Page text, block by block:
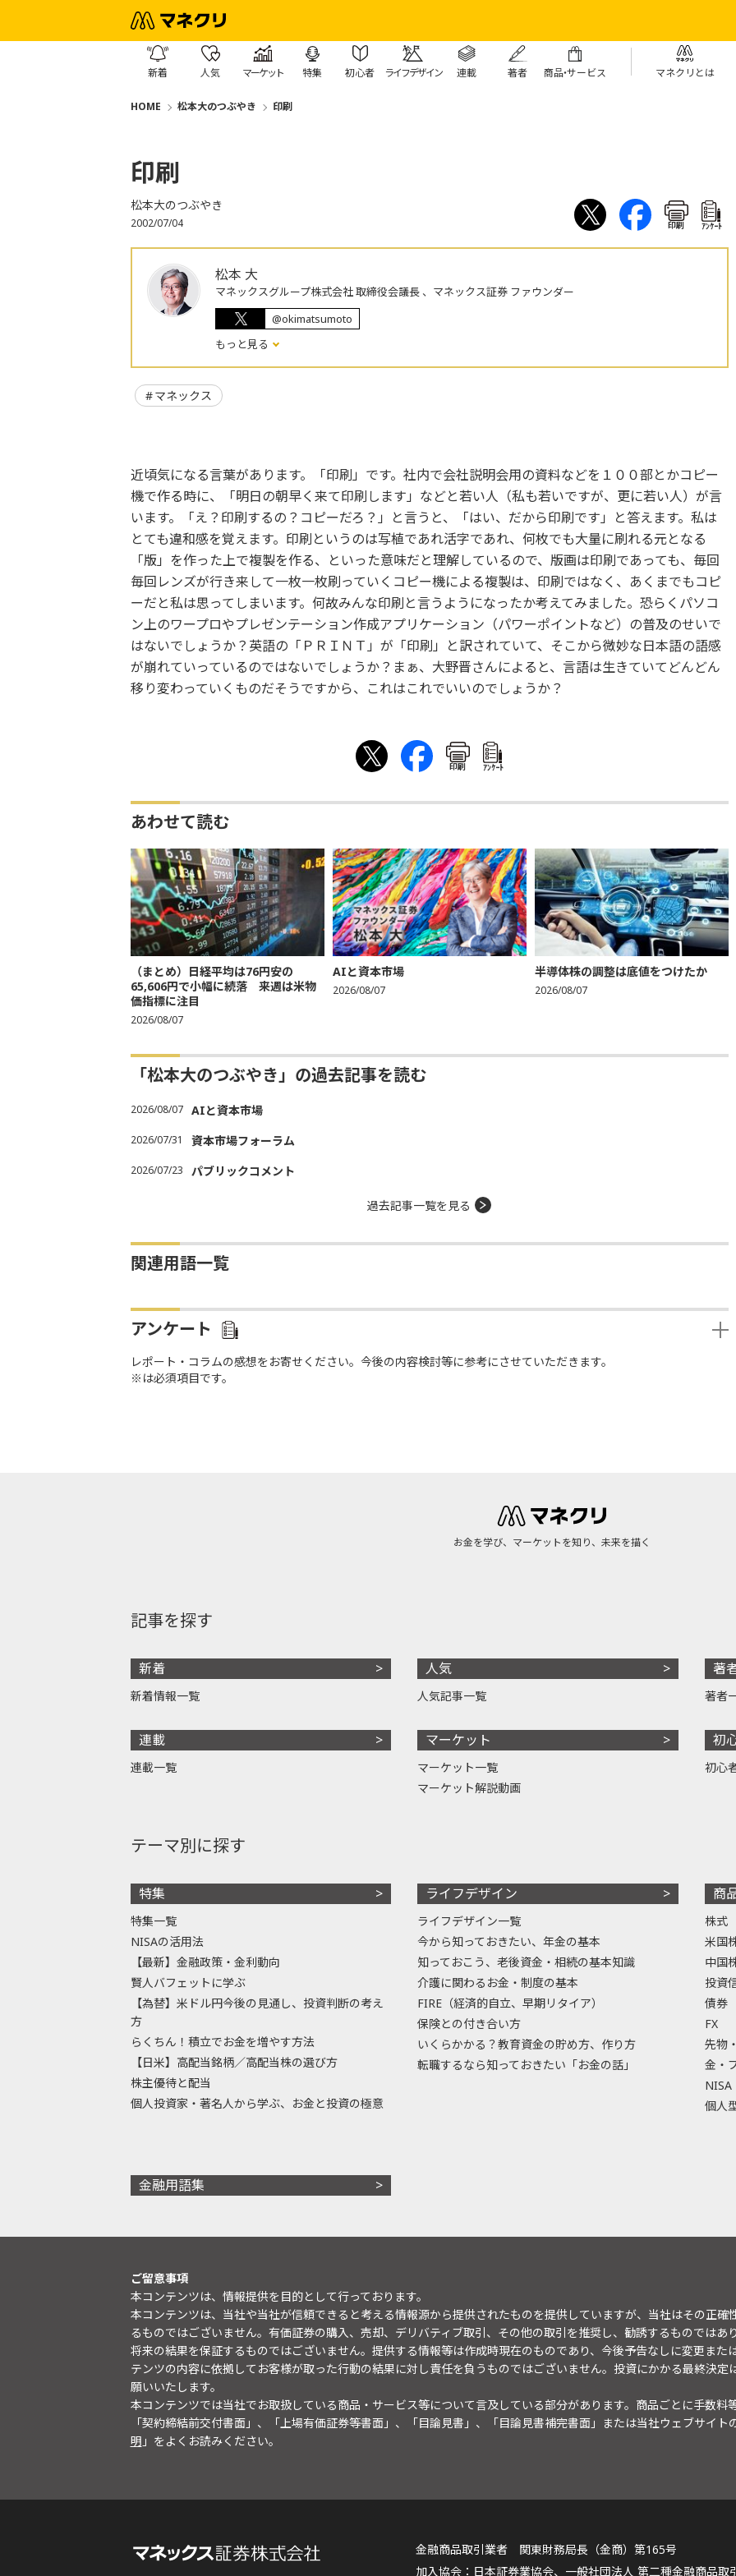
新着 人気 マーケット 特集 初心者 ライフデザイン 連載 著者 商品・サービス マネクリとは
HOME 松本大のつぶやき 印刷
印刷
松本大のつぶやき
2002/07/04 印刷 ｱﾝｹｰﾄ
松本 大
マネックスグループ株式会社 取締役会議長 、マネックス証券 ファウンダー
@okimatsumoto
もっと見る
マネックス
近頃気になる言葉があります。「印刷」です。社内で会社説明会用の資料などを１００部とかコピー
機で作る時に、「明日の朝早く来て印刷します」などと若い人（私も若いですが、更に若い人）が言
います。「え？印刷するの？コピーだろ？」と言うと、「はい、だから印刷です」と答えます。私は
とても違和感を覚えます。印刷というのは写植であれ活字であれ、何枚でも大量に刷れる元となる
「版」を作った上で複製を作る、といった意味だと理解しているので、版画は印刷であっても、毎回
毎回レンズが行き来して一枚一枚刷っていくコピー機による複製は、印刷ではなく、あくまでもコピ
ーだと私は思ってしまいます。何故みんな印刷と言うようになったか考えてみました。恐らくパソコ
ン上のワープロやプレゼンテーション作成アプリケーション（パワーポイントなど）の普及のせいで
はないでしょうか？英語の「ＰＲＩＮＴ」が「印刷」と訳されていて、そこから微妙な日本語の語感
が崩れていっているのではないでしょうか？まぁ、大野晋さんによると、言語は生きていてどんどん
移り変わっていくものだそうですから、これはこれでいいのでしょうか？
印刷 ｱﾝｹｰﾄ
あわせて読む
（まとめ）日経平均は76円安の
65,606円で小幅に続落 来週は米物
価指標に注目
2026/08/07
AIと資本市場
2026/08/07
半導体株の調整は底値をつけたか
2026/08/07
「松本大のつぶやき」の過去記事を読む
2026/08/07 AIと資本市場
2026/07/31 資本市場フォーラム
2026/07/23 パブリックコメント
過去記事一覧を見る
関連用語一覧
アンケート
レポート・コラムの感想をお寄せください。今後の内容検討等に参考にさせていただきます。
※は必須項目です。
お金を学び、マーケットを知り、未来を描く
記事を探す
新着
新着情報一覧
連載
連載一覧
人気
人気記事一覧
マーケット
マーケット一覧
マーケット解説動画
著
著者
初
初心
テーマ別に探す
特集
特集一覧
NISAの活用法
【最新】金融政策・金利動向
賢人バフェットに学ぶ
【為替】米ドル円今後の見通し、投資判断の考え
方
らくちん！積立でお金を増やす方法
【日米】高配当銘柄／高配当株の選び方
株主優待と配当
個人投資家・著名人から学ぶ、お金と投資の極意
ライフデザイン
ライフデザイン一覧
今から知っておきたい、年金の基本
知っておこう、老後資金・相続の基本知識
介護に関わるお金・制度の基本
FIRE（経済的自立、早期リタイア）
保険との付き合い方
いくらかかる？教育資金の貯め方、作り方
転職するなら知っておきたい「お金の話」
商
株式
米国
中国
投資
債券
FX
先物
金・
NISA
個人
金融用語集
ご留意事項
本コンテンツは、情報提供を目的として行っております。
本コンテンツは、当社や当社が信頼できると考える情報源から提供されたものを提供していますが、当社はその正
るものではございません。有価証券の購入、売却、デリバティブ取引、その他の取引を推奨し、勧誘するものではあ
将来の結果を保証するものではございません。提供する情報等は作成時現在のものであり、今後予告なしに変更また
テンツの内容に依拠してお客様が取った行動の結果に対し責任を負うものではございません。投資にかかる最終決
願いいたします。
本コンテンツでは当社でお取扱している商品・サービス等について言及している部分があります。商品ごとに手数料
「契約締結前交付書面」、「上場有価証券等書面」、「目論見書」、「目論見書補完書面」または当社ウェブサイト
明 」をよくお読みください。
金融商品取引業者 関東財務局長（金商）第165号
日本証券業協会、一般社団法人 第二種金融商品取